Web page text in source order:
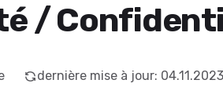
/
dernière mise à jour: 04.11.2023